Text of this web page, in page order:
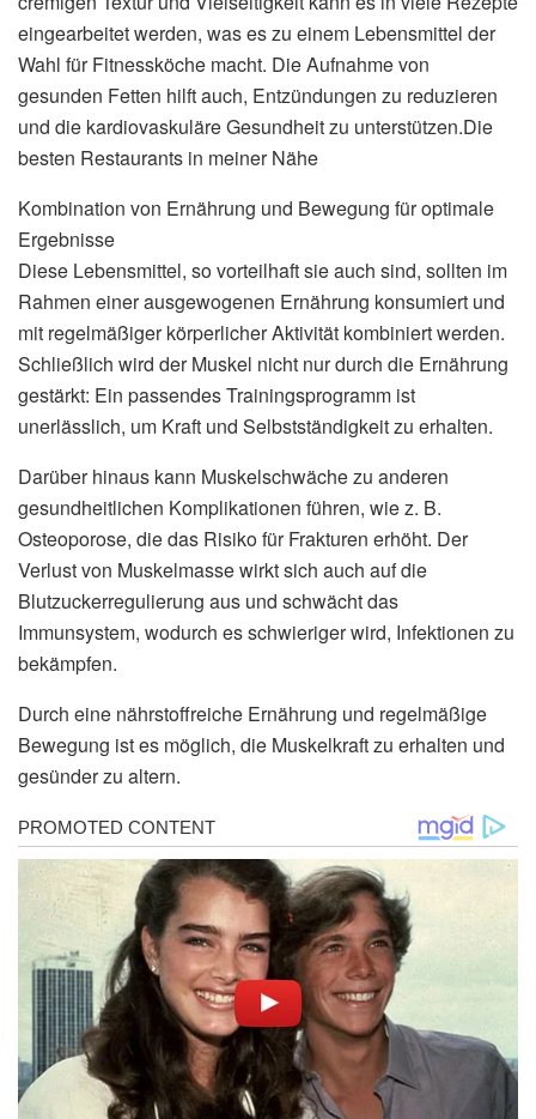
eingearbeitet werden, was es zu einem Lebensmittel der
Wahl für Fitnessköche macht. Die Aufnahme von
gesunden Fetten hilft auch, Entzündungen zu reduzieren
und die kardiovaskuläre Gesundheit zu unterstützen.Die
besten Restaurants in meiner Nähe
Kombination von Ernährung und Bewegung für optimale
Ergebnisse
Diese Lebensmittel, so vorteilhaft sie auch sind, sollten im
Rahmen einer ausgewogenen Ernährung konsumiert und
mit regelmäßiger körperlicher Aktivität kombiniert werden.
Schließlich wird der Muskel nicht nur durch die Ernährung
gestärkt: Ein passendes Trainingsprogramm ist
unerlässlich, um Kraft und Selbstständigkeit zu erhalten.
Darüber hinaus kann Muskelschwäche zu anderen
gesundheitlichen Komplikationen führen, wie z. B.
Osteoporose, die das Risiko für Frakturen erhöht. Der
Verlust von Muskelmasse wirkt sich auch auf die
Blutzuckerregulierung aus und schwächt das
Immunsystem, wodurch es schwieriger wird, Infektionen zu
bekämpfen.
Durch eine nährstoffreiche Ernährung und regelmäßige
Bewegung ist es möglich, die Muskelkraft zu erhalten und
gesünder zu altern.